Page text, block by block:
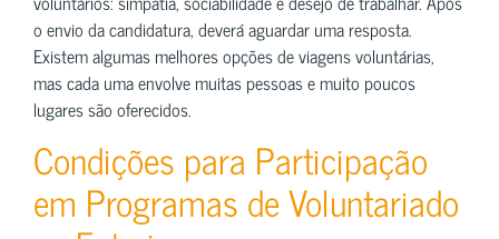
o envio da candidatura, deverá aguardar uma resposta.
Existem algumas melhores opções de viagens voluntárias,
mas cada uma envolve muitas pessoas e muito poucos
lugares são oferecidos.
Condições para Participação
em Programas de Voluntariado